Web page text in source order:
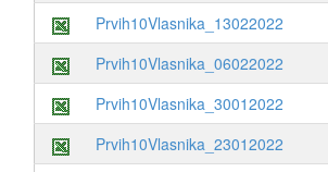
Prvih10Vlasnika_13022022
Prvih10Vlasnika_06022022
Prvih10Vlasnika_30012022
Prvih10Vlasnika_23012022